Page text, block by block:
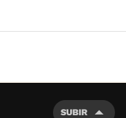
SUBIR